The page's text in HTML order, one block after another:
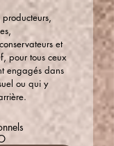
producteurs,
et
pour tous ceux
engagés dans
ou qui y